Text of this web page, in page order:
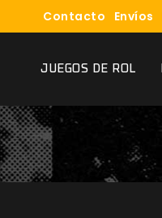
Contacto Envíos
JUEGOS DE ROL